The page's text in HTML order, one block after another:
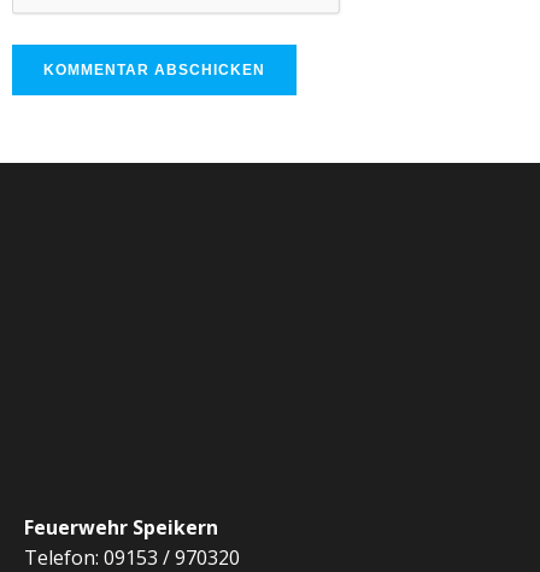
Feuerwehr Speikern
Telefon: 09153 / 970320